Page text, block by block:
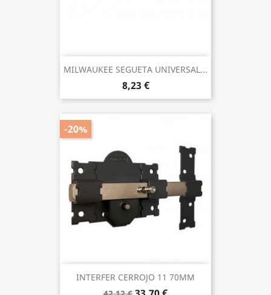
MILWAUKEE SEGUETA UNIVERSAL...
8,23 €
INTERFER CERROJO 11 70MM
-20%